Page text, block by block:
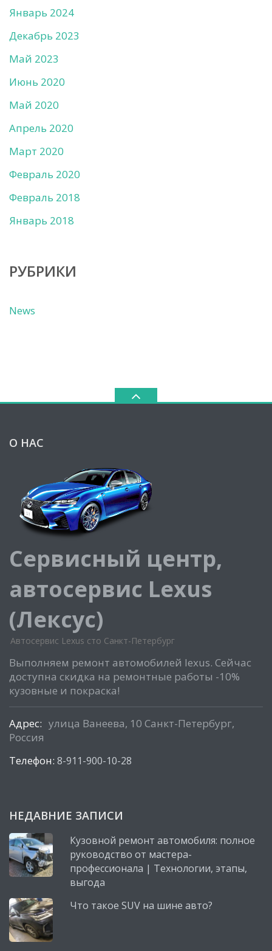
Январь 2024
Декабрь 2023
Май 2023
Июнь 2020
Май 2020
Апрель 2020
Март 2020
Февраль 2020
Февраль 2018
Январь 2018
РУБРИКИ
News
О НАС
Сервисный центр,
автосервис Lexus
(Лексус)
Автосервис Lexus сто Санкт-Петербург
Выполняем ремонт автомобилей lexus. Сейчас
доступна скидка на ремонтные работы -10%
кузовные и покраска!
Адрес: улица Ванеева, 10 Санкт-Петербург,
Россия
Телефон: 8-911-900-10-28
НЕДАВНИЕ ЗАПИСИ
Кузовной ремонт автомобиля: полное
руководство от мастера-
профессионала | Технологии, этапы,
выгода
Что такое SUV на шине авто?